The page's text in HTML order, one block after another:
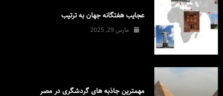
عجایب هفتگانه جهان به ترتیب
مارس 29, 2025
مهمترین جاذبه های گردشگری در مصر